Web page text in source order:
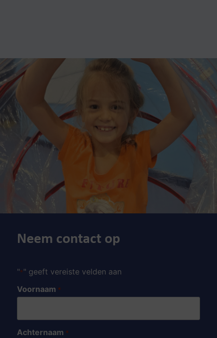
Neem contact op
"*" geeft vereiste velden aan
Voornaam *
Achternaam *